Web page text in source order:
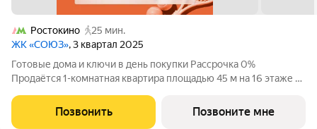
Ростокино
25 мин.
ЖК «СОЮЗ», 3 квартал 2025
Готовые дома и ключи в день покупки Рассрочка 0%
Продаётся 1-комнатная квартира площадью 45 м на 16 этаже в
класса с рекордным количеством олимпийских видов спорта: -
Ледовая арена для хоккея и
Позвонить Позвоните мне